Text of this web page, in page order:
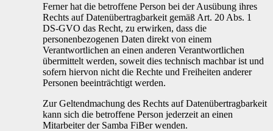
Ferner hat die betroffene Person bei der Ausübung ihres
Rechts auf Datenübertragbarkeit gemäß Art. 20 Abs. 1
DS-GVO das Recht, zu erwirken, dass die
personenbezogenen Daten direkt von einem
Verantwortlichen an einen anderen Verantwortlichen
übermittelt werden, soweit dies technisch machbar ist und
sofern hiervon nicht die Rechte und Freiheiten anderer
Personen beeinträchtigt werden.
Zur Geltendmachung des Rechts auf Datenübertragbarkeit
kann sich die betroffene Person jederzeit an einen
Mitarbeiter der Samba FiBer wenden.